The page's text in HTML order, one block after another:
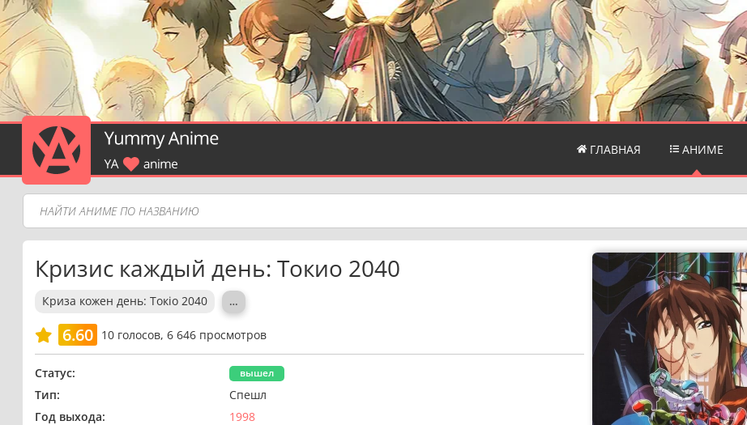
ГЛАВНАЯ АНИМЕ
Кризис каждый день: Токио 2040
Криза кожен день: Токіо 2040 …
6.60 10голосов, 6 646 просмотров
Статус: вышел
Тип:
Спешл
Год выхода:
1998